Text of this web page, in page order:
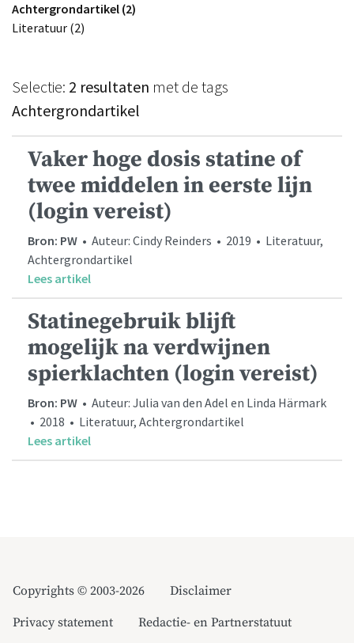
Achtergrondartikel (2)
Literatuur (2)
Selectie: 2 resultaten met de tags
Achtergrondartikel
Vaker hoge dosis statine of
twee middelen in eerste lijn
(login vereist)
Bron: PW • Auteur: Cindy Reinders • 2019 • Literatuur,
Achtergrondartikel
Lees artikel
Statinegebruik blijft
mogelijk na verdwijnen
spierklachten (login vereist)
Bron: PW • Auteur: Julia van den Adel en Linda Härmark
• 2018 • Literatuur, Achtergrondartikel
Lees artikel
Copyrights © 2003-2026
Disclaimer
Privacy statement
Redactie- en Partnerstatuut